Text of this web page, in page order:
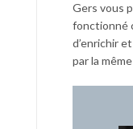
Gers vous
fonctionné
d’enrichir
par la